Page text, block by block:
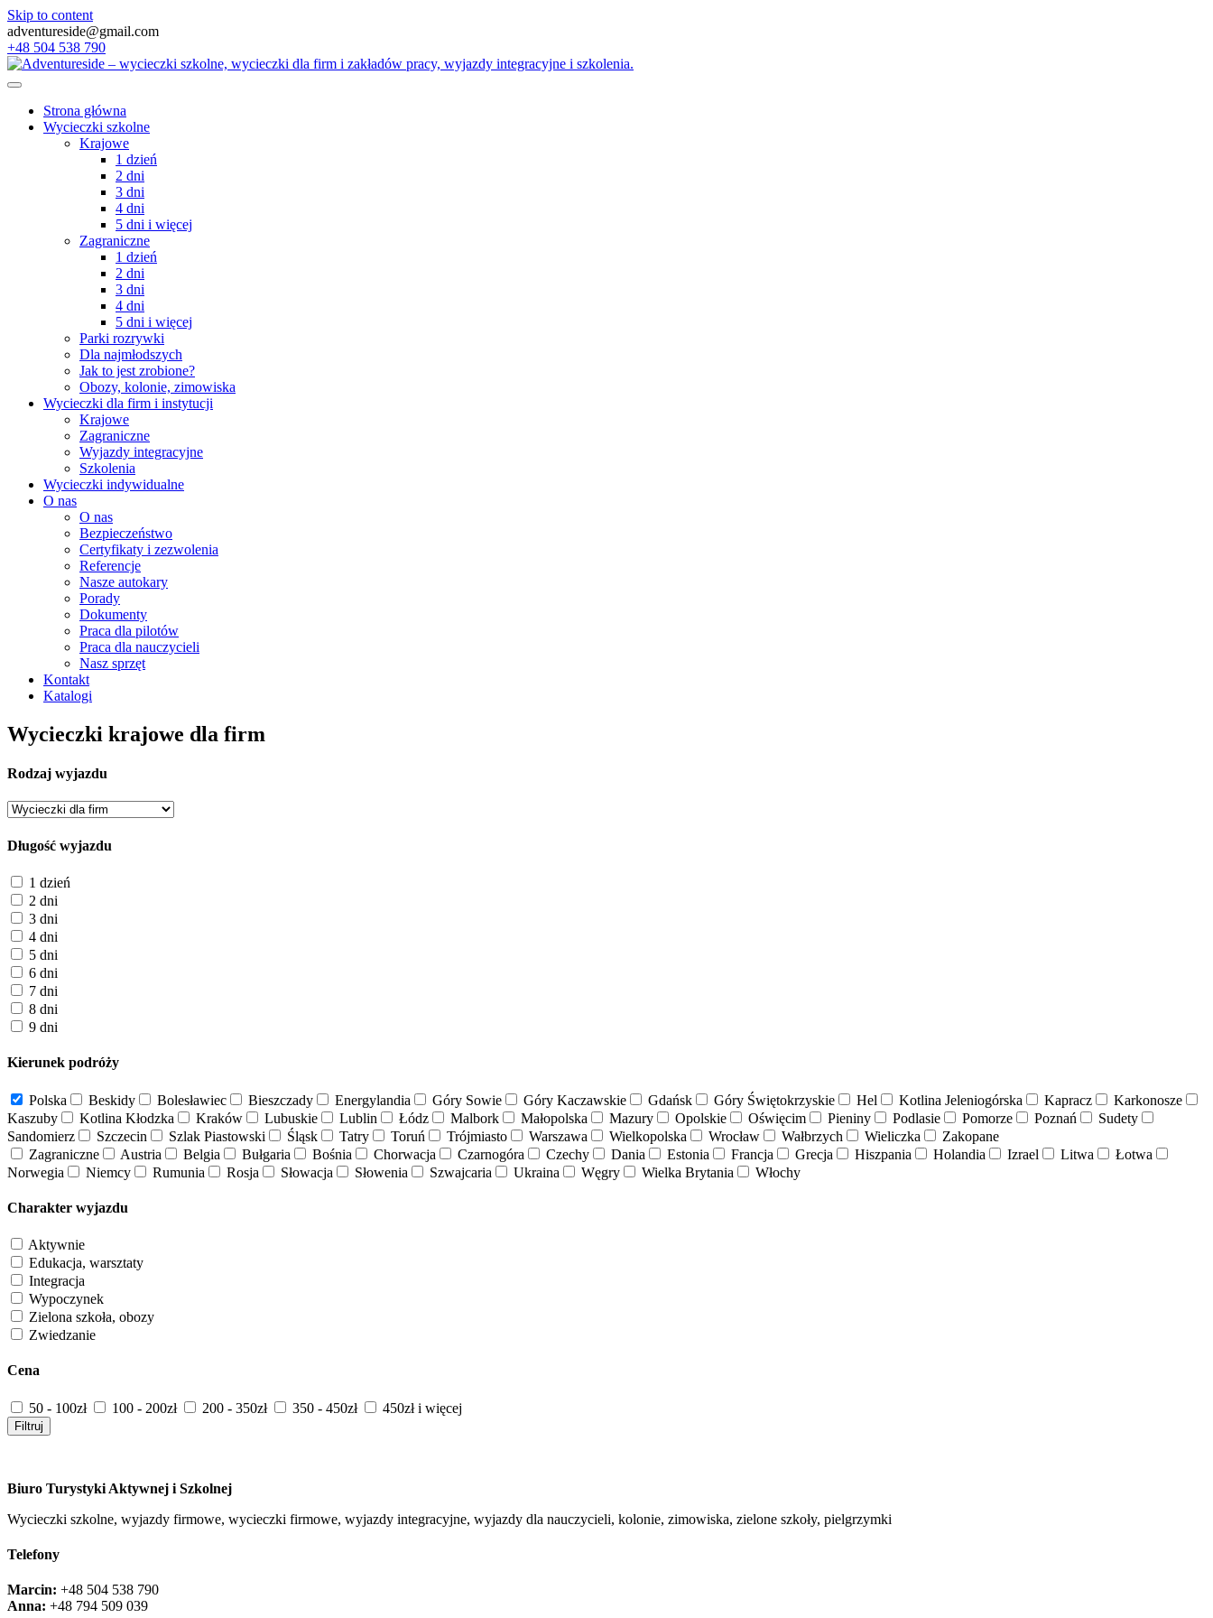
Skip to content
adventureside@gmail.com
+48 504 538 790
Strona główna
Wycieczki szkolne
Krajowe
1 dzień
2 dni
3 dni
4 dni
5 dni i więcej
Zagraniczne
1 dzień
2 dni
3 dni
4 dni
5 dni i więcej
Parki rozrywki
Dla najmłodszych
Jak to jest zrobione?
Obozy, kolonie, zimowiska
Wycieczki dla firm i instytucji
Krajowe
Zagraniczne
Wyjazdy integracyjne
Szkolenia
Wycieczki indywidualne
O nas
O nas
Bezpieczeństwo
Certyfikaty i zezwolenia
Referencje
Nasze autokary
Porady
Dokumenty
Praca dla pilotów
Praca dla nauczycieli
Nasz sprzęt
Kontakt
Katalogi
Wycieczki krajowe dla firm
Rodzaj wyjazdu
Długość wyjazdu
1 dzień
2 dni
3 dni
4 dni
5 dni
6 dni
7 dni
8 dni
9 dni
Kierunek podróży
Polska Beskidy Bolesławiec Bieszczady Energylandia Góry Sowie Góry Kaczawskie Gdańsk Góry Świętokrzyskie Hel Kotlina Jeleniogórska Kapracz
Karkonosze
Kaszuby
Kotlina Kłodzka Kraków Lubuskie Lublin Łódz Malbork Małopolska Mazury Opolskie Oświęcim Pieniny Podlasie Pomorze Poznań
Sudety
Sandomierz
Szczecin Szlak Piastowski Śląsk Tatry Toruń Trójmiasto Warszawa Wielkopolska Wrocław Wałbrzych Wieliczka
Zakopane
Zagraniczne
Austria Belgia Bułgaria Bośnia Chorwacja Czarnogóra Czechy Dania Estonia Francja Grecja Hiszpania Holandia Izrael Litwa
Łotwa
Norwegia
Niemcy Rumunia Rosja Słowacja Słowenia Szwajcaria Ukraina Węgry Wielka Brytania Włochy
Charakter wyjazdu
Aktywnie
Edukacja, warsztaty
Integracja
Wypoczynek
Zielona szkoła, obozy
Zwiedzanie
Cena
50 - 100zł 100 - 200zł 200 - 350zł 350 - 450zł 450zł i więcej
Filtruj
Biuro Turystyki Aktywnej i Szkolnej
Wycieczki szkolne, wyjazdy firmowe, wycieczki firmowe, wyjazdy integracyjne, wyjazdy dla nauczycieli, kolonie, zimowiska, zielone szkoły, pielgrzymki
Telefony
Marcin: +48 504 538 790
Anna: +48 ‭794 509 039‬